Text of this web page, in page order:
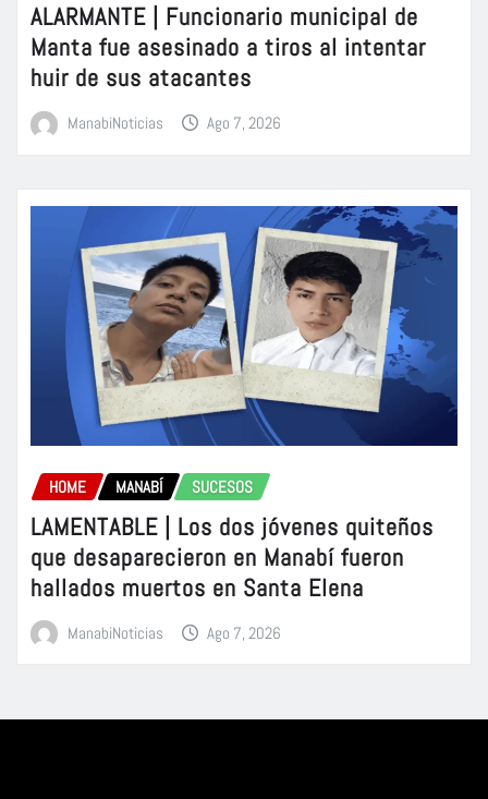
ALARMANTE | Funcionario municipal de
Manta fue asesinado a tiros al intentar
huir de sus atacantes
ManabiNoticias Ago 7, 2026
HOME MANABÍ SUCESOS
LAMENTABLE | Los dos jóvenes quiteños
que desaparecieron en Manabí fueron
hallados muertos en Santa Elena
ManabiNoticias Ago 7, 2026